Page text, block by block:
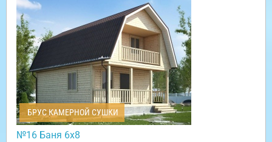
БРУС КАМЕРНОЙ СУШКИ
№16 Баня 6х8